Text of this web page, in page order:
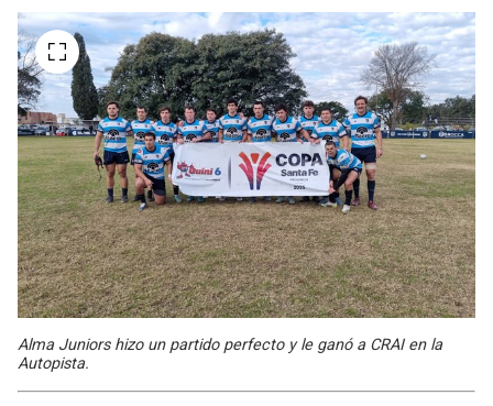
Alma Juniors hizo un partido perfecto y le ganó a CRAI en la
Autopista.